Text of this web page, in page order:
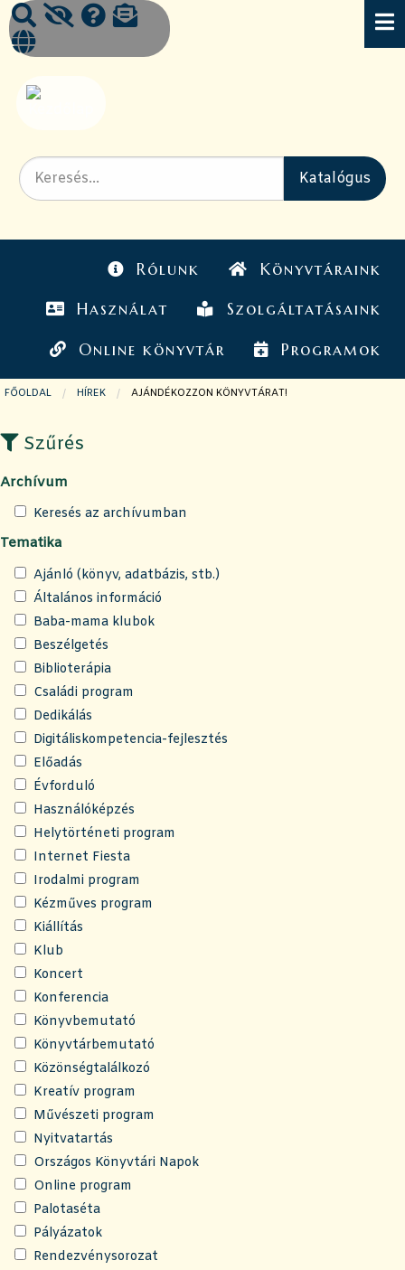
Rólunk Könyvtáraink
Használat Szolgáltatásaink
Online könyvtár Programok
FŐOLDAL HÍREK JELENLEGI OLDAL:
AJÁNDÉKOZZON KÖNYVTÁRAT!
Szűrés
Archívum
Keresés az archívumban
Tematika
Ajánló (könyv, adatbázis, stb.)
Általános információ
Baba-mama klubok
Beszélgetés
Biblioterápia
Családi program
Dedikálás
Digitáliskompetencia-fejlesztés
Előadás
Évforduló
Használóképzés
Helytörténeti program
Internet Fiesta
Irodalmi program
Kézműves program
Kiállítás
Klub
Koncert
Konferencia
Könyvbemutató
Könyvtárbemutató
Közönségtalálkozó
Kreatív program
Művészeti program
Nyitvatartás
Országos Könyvtári Napok
Online program
Palotaséta
Pályázatok
Rendezvénysorozat